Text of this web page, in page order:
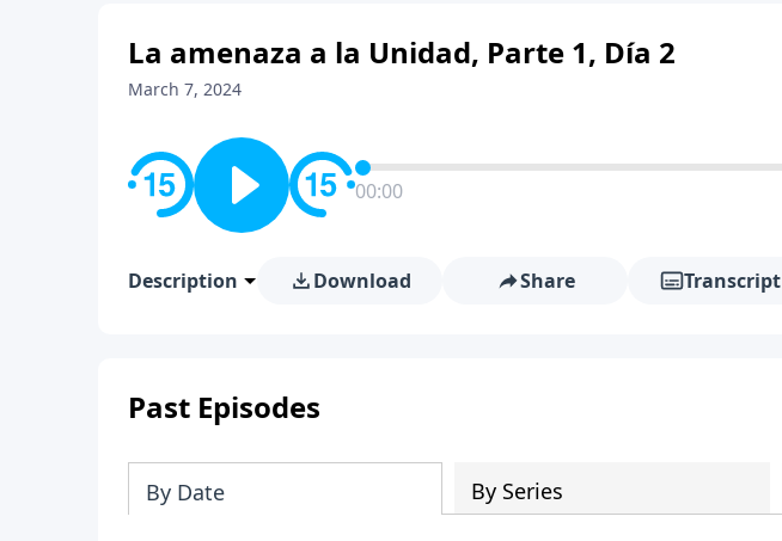
La amenaza a la Unidad, Parte 1, Día 2
March 7, 2024
00:00
Description Download Share Transcript
Past Episodes
By Date By Series